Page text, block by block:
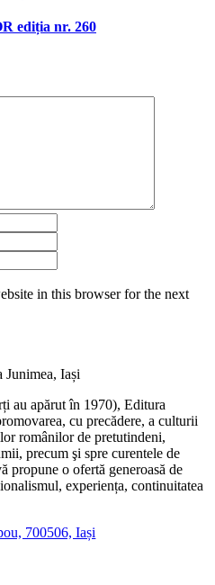
ediția nr. 260
in this browser for the next
au apărut în 1970), Editura
cu precădere, a culturii
românilor de pretutindeni,
precum şi spre curentele de
propune o ofertă generoasă de
experiența, continuitatea
700506, Iași